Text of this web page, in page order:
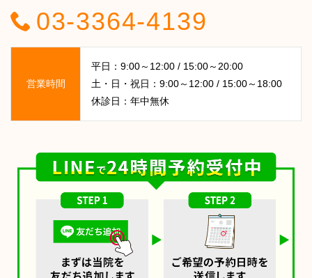
03-3364-4139
営業時間
平日：9:00～12:00 / 15:00～20:00
土・日・祝日：9:00～12:00 / 15:00～18:00
休診日：年中無休